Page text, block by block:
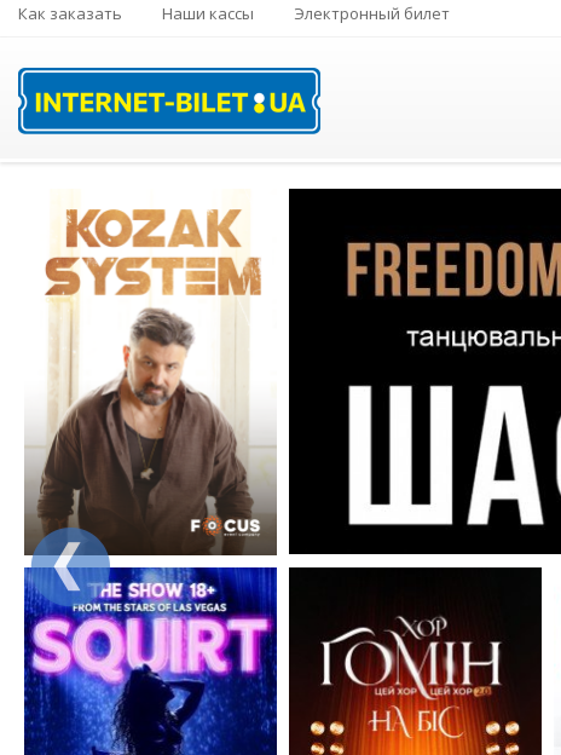
Как заказать Наши кассы Электронный билет